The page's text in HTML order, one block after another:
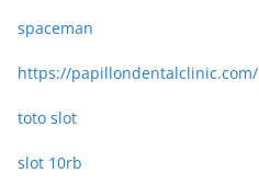
spaceman
https://papillondentalclinic.com/
toto slot
slot 10rb